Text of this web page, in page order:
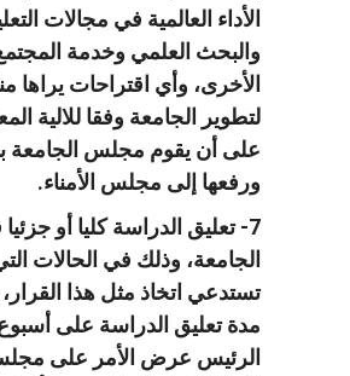
الأداء العالمية في مجالات
والبحث العلمي وخدمة
الأخرى، وأي اقتراحات يراها
لتطوير الجامعة وفقا للالية
على أن يقوم مجلس الجامعة
ورفعها إلى مجلس الأمناء.
7- تعليق الدراسة كليا أو
الجامعة، وذلك في الحالات
تستدعي اتخاذ مثل هذا
مدة تعليق الدراسة على
الرئيس عرض الأمر على مجلس